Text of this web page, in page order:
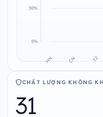
CHẤT LƯỢNG KHÔNG
31